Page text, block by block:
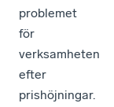
problemet
för
verksamheten
efter
prishöjningar.